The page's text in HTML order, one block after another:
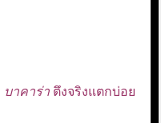
บาคาร่าตึงจริงแตกบ่อย